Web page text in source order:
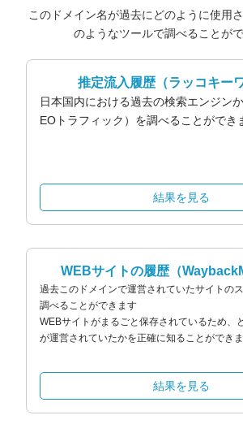
このドメイン名が過去にどのように使用
のようなツールで調べることがで
推定流入履歴（ラッコキー
日本国内における過去の検索エンジン
EOトラフィック）を調べることができ
結果を見る
WEBサイトの履歴（
過去このドメインで運営されていたサイトの
調べることができます
WEBサイトがまるごと保存されているため、
が運営されていたかを正確に知ることができ
結果を見る